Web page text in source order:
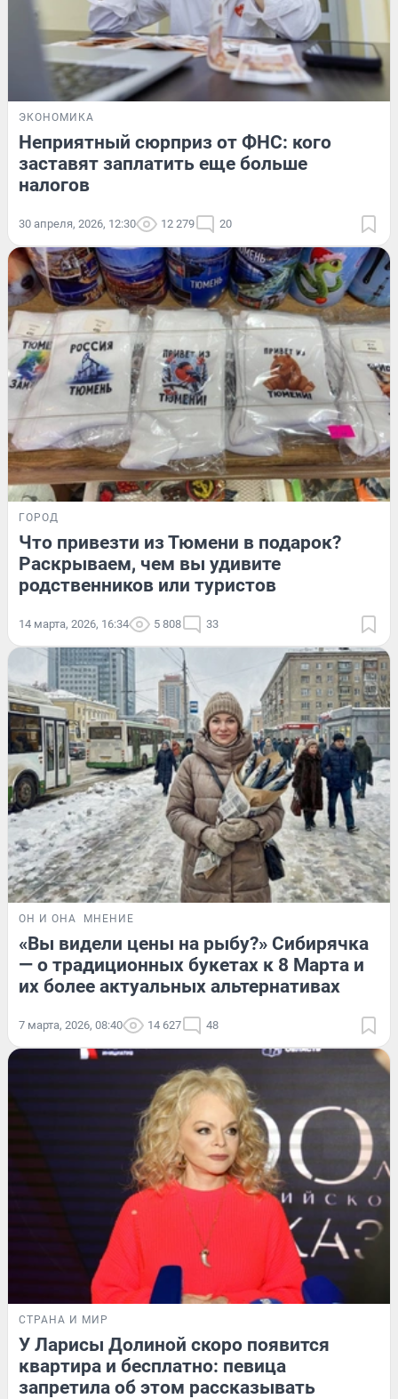
ЭКОНОМИКА
Неприятный сюрприз от ФНС: кого
заставят заплатить еще больше
налогов
30 апреля, 2026, 12:30 12 279 20
ГОРОД
Что привезти из Тюмени в подарок?
Раскрываем, чем вы удивите
родственников или туристов
14 марта, 2026, 16:34 5 808 33
ОН И ОНА МНЕНИЕ
«Вы видели цены на рыбу?» Сибирячка
— о традиционных букетах к 8 Марта и
их более актуальных альтернативах
7 марта, 2026, 08:40 14 627 48
СТРАНА И МИР
У Ларисы Долиной скоро появится
квартира и бесплатно: певица
запретила об этом рассказывать